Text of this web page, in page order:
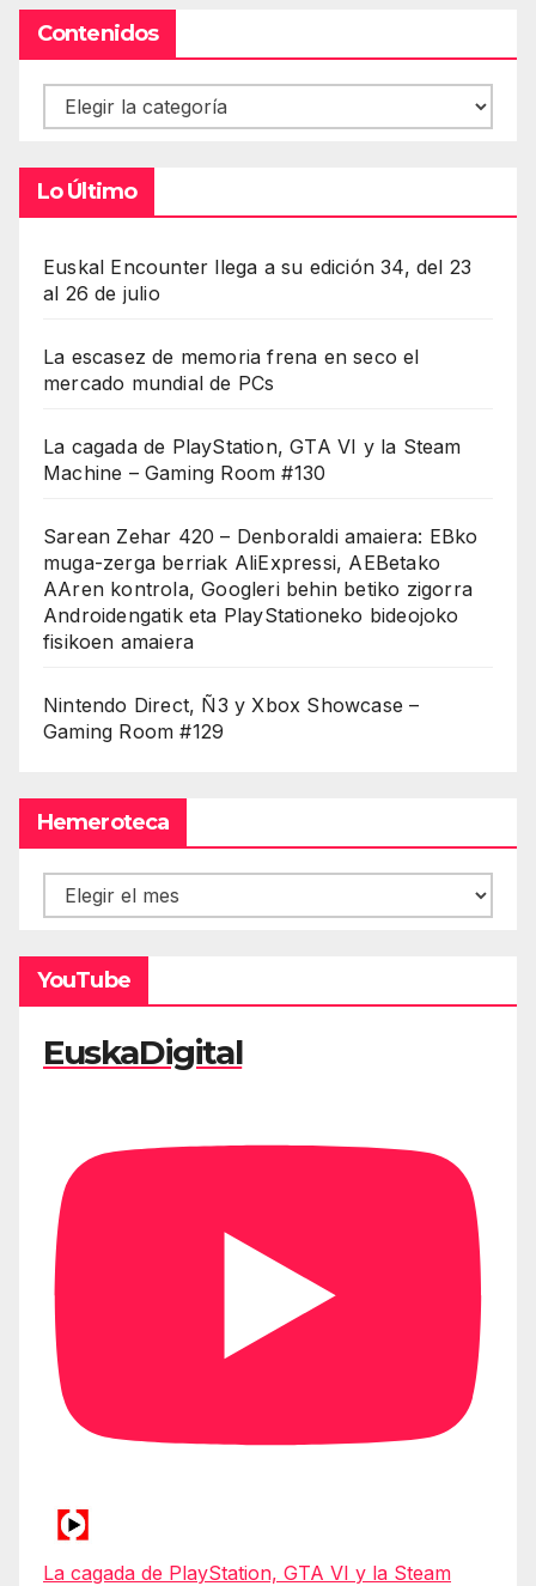
Contenidos
Contenidos
Lo Último
Euskal Encounter llega a su edición 34, del 23
al 26 de julio
La escasez de memoria frena en seco el
mercado mundial de PCs
La cagada de PlayStation, GTA VI y la Steam
Machine – Gaming Room #130
Sarean Zehar 420 – Denboraldi amaiera: EBko
muga-zerga berriak AliExpressi, AEBetako
AAren kontrola, Googleri behin betiko zigorra
Androidengatik eta PlayStationeko bideojoko
fisikoen amaiera
Nintendo Direct, Ñ3 y Xbox Showcase –
Gaming Room #129
Hemeroteca
Hemeroteca
YouTube
EuskaDigital
La cagada de PlayStation, GTA VI y la Steam